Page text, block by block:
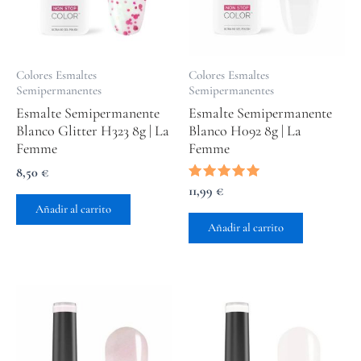
Colores Esmaltes
Semipermanentes
Esmalte Semipermanente
Blanco Glitter H323 8g | La
Femme
8,50 €
Añadir al carrito
Colores Esmaltes
Semipermanentes
Esmalte Semipermanente
Blanco H092 8g | La
Femme
Valorado
con
5.00
de 5
11,99 €
Añadir al carrito